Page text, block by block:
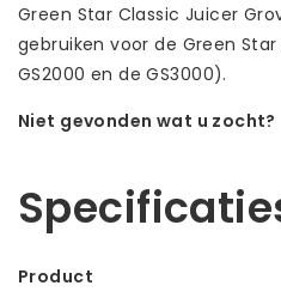
Green Star Classic Juicer
gebruiken voor de Green
GS2000 en de GS3000).
Niet gevonden wat u zocht?
Product